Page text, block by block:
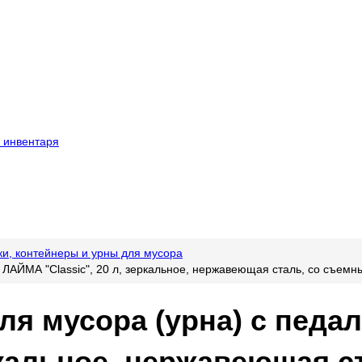
контейнеры и урны для мусора
"Classic", 20 л, зеркальное, нержавеющая сталь, со
мусора (урна) с